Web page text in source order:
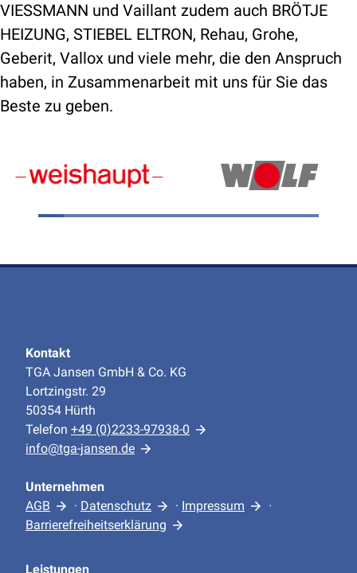
VIESSMANN und Vaillant zudem auch BRÖTJE
HEIZUNG, STIEBEL ELTRON, Rehau, Grohe,
Geberit, Vallox und viele mehr, die den Anspruch
haben, in Zusammenarbeit mit uns für Sie das
Beste zu geben.
Kontakt
TGA Jansen GmbH & Co. KG
Lortzingstr. 29
50354 Hürth
Telefon +49 (0)2233-97938-0
info@tga-jansen.de
Unternehmen
AGB
· Datenschutz · Impressum
·
Barrierefreiheitserklärung
Leistungen